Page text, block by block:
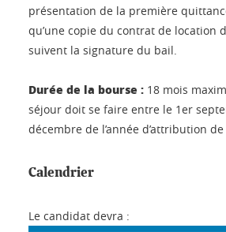
présentation de la première
qu’une copie du contrat de location
suivent la signature du bail.
Durée de la bourse : 18 mois
séjour doit se faire entre le 1er
décembre de l’année d’attribution
Calendrier
Le candidat devra :